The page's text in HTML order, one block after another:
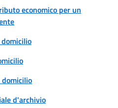
economico per un
domicilio
d'archivio